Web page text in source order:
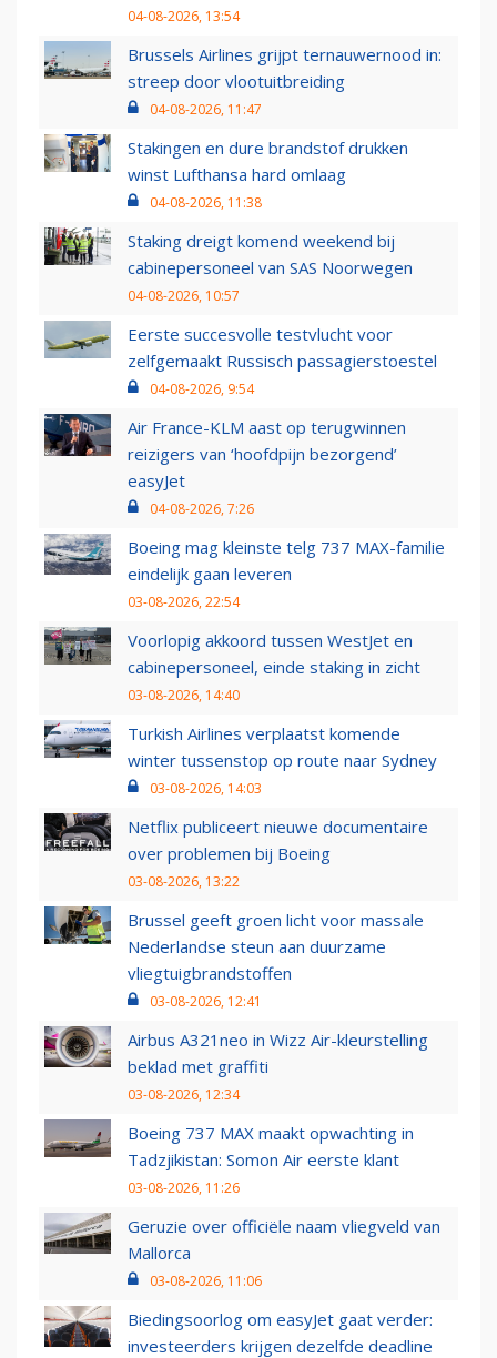
04-08-2026, 13:54
Brussels Airlines grijpt ternauwernood in:
streep door vlootuitbreiding
04-08-2026, 11:47
Stakingen en dure brandstof drukken
winst Lufthansa hard omlaag
04-08-2026, 11:38
Staking dreigt komend weekend bij
cabinepersoneel van SAS Noorwegen
04-08-2026, 10:57
Eerste succesvolle testvlucht voor
zelfgemaakt Russisch passagierstoestel
04-08-2026, 9:54
Air France-KLM aast op terugwinnen
reizigers van ‘hoofdpijn bezorgend’
easyJet
04-08-2026, 7:26
Boeing mag kleinste telg 737 MAX-familie
eindelijk gaan leveren
03-08-2026, 22:54
Voorlopig akkoord tussen WestJet en
cabinepersoneel, einde staking in zicht
03-08-2026, 14:40
Turkish Airlines verplaatst komende
winter tussenstop op route naar Sydney
03-08-2026, 14:03
Netflix publiceert nieuwe documentaire
over problemen bij Boeing
03-08-2026, 13:22
Brussel geeft groen licht voor massale
Nederlandse steun aan duurzame
vliegtuigbrandstoffen
03-08-2026, 12:41
Airbus A321neo in Wizz Air-kleurstelling
beklad met graffiti
03-08-2026, 12:34
Boeing 737 MAX maakt opwachting in
Tadzjikistan: Somon Air eerste klant
03-08-2026, 11:26
Geruzie over officiële naam vliegveld van
Mallorca
03-08-2026, 11:06
Biedingsoorlog om easyJet gaat verder:
investeerders krijgen dezelfde deadline